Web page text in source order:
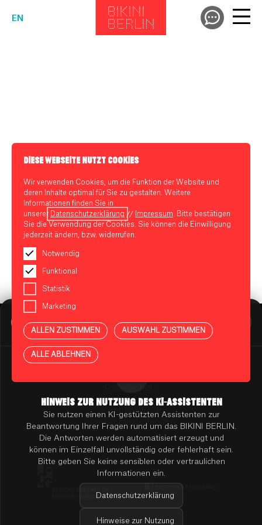
EN
BIKINI BERLIN Assistent
Online
HINWEIS ZUR NUTZUNG DES KI-ASSISTENTEN
Sie nutzen einen KI-gestützten Assistenten zur
Beantwortung Ihrer Fragen rund um das BIKINI BERLIN.
Die Antworten werden automatisiert erzeugt und
können im Einzelfall unvollständig oder fehlerhaft sein.
Bitte geben Sie keine sensiblen oder vertraulichen
Informationen ein.
Datenschutzerklärung
Hinweise zur Nutzung
DIESE WEBSEITE NUTZT COOKIES
Wir verwenden Cookies, um die Funktion der Website und
deren Inhalte optimal für Sie zu gestalten. Weitere
Informationen finden Sie in
unserer
Datenschutzerklärung // Impressum . Bitte bestätigen
Sie die Verwendung der Cookies. Sie können die Einwilligung
jederzeit ändern, bzw. widerrufen.
Notwendig
Funktional
Statistik
Marketing
ALLEN ZUSTIMMEN AUSWAHL ZUSTIMMEN
ALLE ABLEHNEN
Presse
Barrierefreiheit
KI-HINWEISE
Cookie Einstellungen